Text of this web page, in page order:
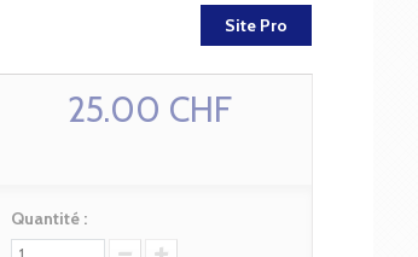
Site Pro
25.00 CHF
Quantité :